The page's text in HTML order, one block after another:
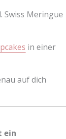
Swiss Meringue
in einer
auf dich
ein